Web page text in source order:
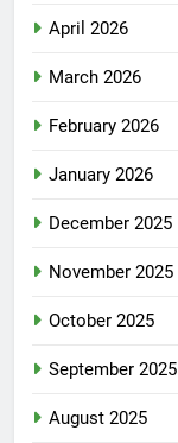
April 2026
March 2026
February 2026
January 2026
December 2025
November 2025
October 2025
September 2025
August 2025